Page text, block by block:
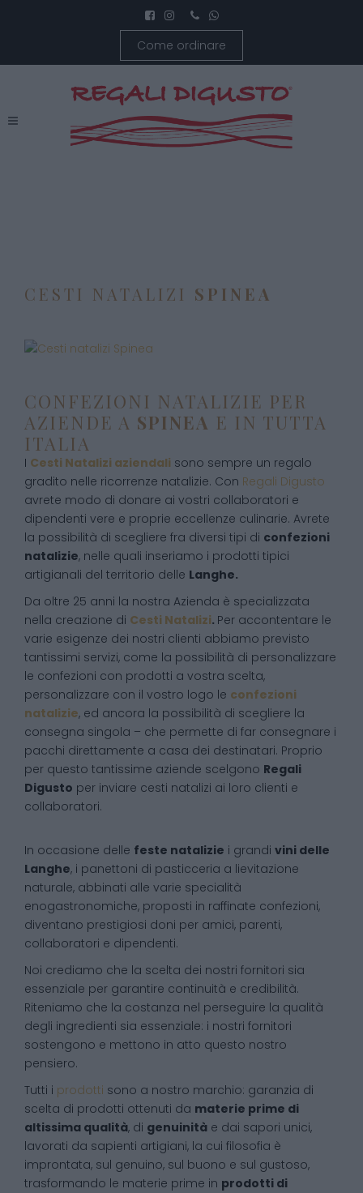
Come ordinare
CESTI NATALIZI SPINEA
CONFEZIONI NATALIZIE PER
AZIENDE A SPINEA E IN TUTTA
ITALIA
I Cesti Natalizi aziendali sono sempre un regalo
gradito nelle ricorrenze natalizie. Con Regali Digusto
avrete modo di donare ai vostri collaboratori e
dipendenti vere e proprie eccellenze culinarie. Avrete
la possibilità di scegliere fra diversi tipi di confezioni
natalizie, nelle quali inseriamo i prodotti tipici
artigianali del territorio delle Langhe.
Da oltre 25 anni la nostra Azienda è specializzata
nella creazione di Cesti Natalizi. Per accontentare le
varie esigenze dei nostri clienti abbiamo previsto
tantissimi servizi, come la possibilità di personalizzare
le confezioni con prodotti a vostra scelta,
personalizzare con il vostro logo le confezioni
natalizie, ed ancora la possibilità di scegliere la
consegna singola – che permette di far consegnare i
pacchi direttamente a casa dei destinatari. Proprio
per questo tantissime aziende scelgono Regali
Digusto per inviare cesti natalizi ai loro clienti e
collaboratori.
In occasione delle feste natalizie i grandi vini delle
Langhe, i panettoni di pasticceria a lievitazione
naturale, abbinati alle varie specialità
enogastronomiche, proposti in raffinate confezioni,
diventano prestigiosi doni per amici, parenti,
collaboratori e dipendenti.
Noi crediamo che la scelta dei nostri fornitori sia
essenziale per garantire continuità e credibilità.
Riteniamo che la costanza nel perseguire la qualità
degli ingredienti sia essenziale: i nostri fornitori
sostengono e mettono in atto questo nostro
pensiero.
Tutti i prodotti sono a nostro marchio: garanzia di
scelta di prodotti ottenuti da materie prime di
altissima qualità, di genuinità e dai sapori unici,
lavorati da sapienti artigiani, la cui filosofia è
improntata, sul genuino, sul buono e sul gustoso,
trasformando le materie prime in prodotti di